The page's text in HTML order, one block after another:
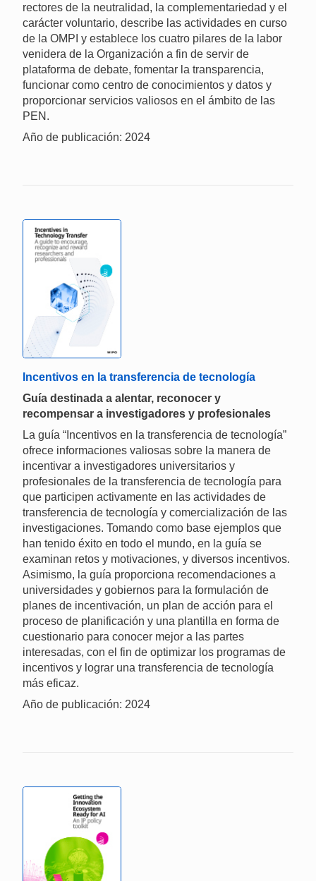
rectores de la neutralidad, la complementariedad y el
carácter voluntario, describe las actividades en curso
de la OMPI y establece los cuatro pilares de la labor
venidera de la Organización a fin de servir de
plataforma de debate, fomentar la transparencia,
funcionar como centro de conocimientos y datos y
proporcionar servicios valiosos en el ámbito de las
PEN.
Año de publicación: 2024
Incentivos en la transferencia de tecnología
Guía destinada a alentar, reconocer y
recompensar a investigadores y profesionales
La guía “Incentivos en la transferencia de tecnología”
ofrece informaciones valiosas sobre la manera de
incentivar a investigadores universitarios y
profesionales de la transferencia de tecnología para
que participen activamente en las actividades de
transferencia de tecnología y comercialización de las
investigaciones. Tomando como base ejemplos que
han tenido éxito en todo el mundo, en la guía se
examinan retos y motivaciones, y diversos incentivos.
Asimismo, la guía proporciona recomendaciones a
universidades y gobiernos para la formulación de
planes de incentivación, un plan de acción para el
proceso de planificación y una plantilla en forma de
cuestionario para conocer mejor a las partes
interesadas, con el fin de optimizar los programas de
incentivos y lograr una transferencia de tecnología
más eficaz.
Año de publicación: 2024